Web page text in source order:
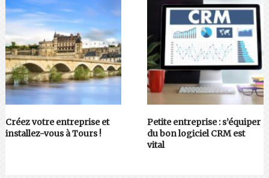
Créez votre entreprise et
installez-vous à Tours !
Petite entreprise : s’équiper
du bon logiciel CRM est
vital